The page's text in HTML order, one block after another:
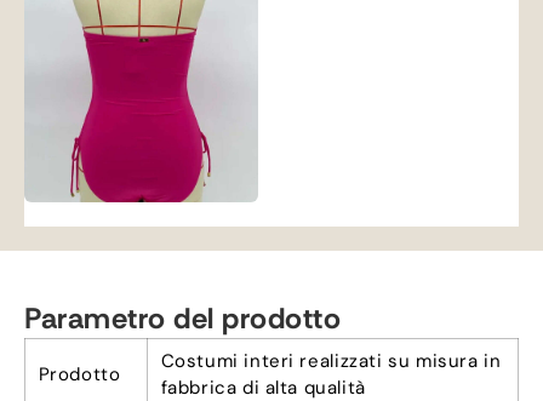
Parametro del prodotto
Prodotto
Costumi interi realizzati su misura in
fabbrica di alta qualità